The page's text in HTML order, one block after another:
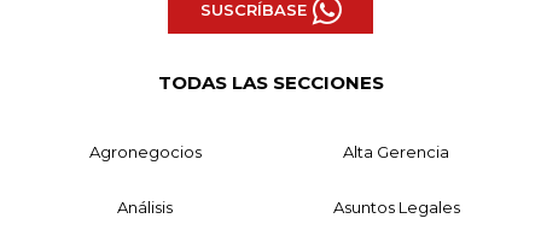
SUSCRÍBASE
TODAS LAS SECCIONES
Agronegocios Alta Gerencia
Análisis Asuntos Legales